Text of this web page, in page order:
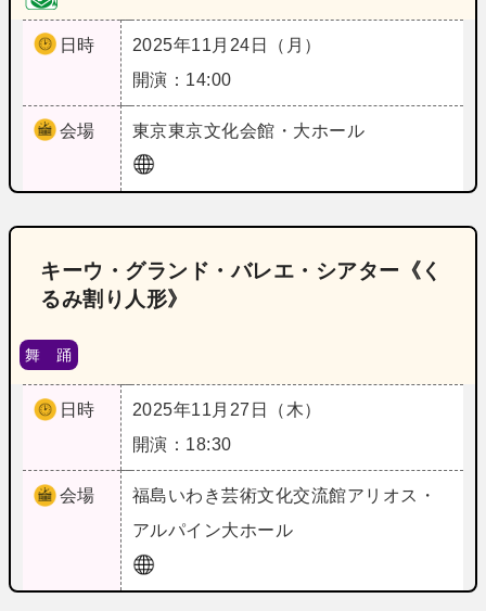
日時
2025年11月24日（月）
開演：14:00
会場 東京東京文化会館・大ホール
キーウ・グランド・バレエ・シアター《く
るみ割り人形》
舞 踊
日時
2025年11月27日（木）
開演：18:30
会場 福島いわき芸術文化交流館アリオス・
アルパイン大ホール